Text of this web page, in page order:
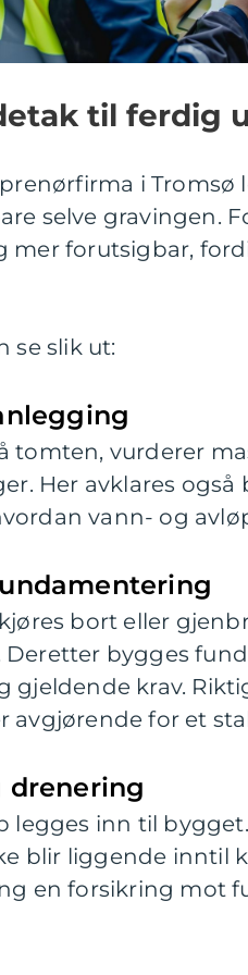
til ferdig
i Tromsø
selve gravingen.
mer forutsigbar,
se slik ut:
tomten, vurderer
Her avklares også
vann- og
bort eller
Deretter bygges
gjeldende krav.
avgjørende for et
drenering
legges inn til
blir liggende inntil
en forsikring mot